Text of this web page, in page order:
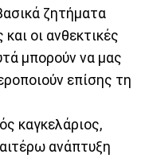
ζητήματα
οι ανθεκτικές
μπορούν να μας
επίσης τη
καγκελάριος,
ανάπτυξη